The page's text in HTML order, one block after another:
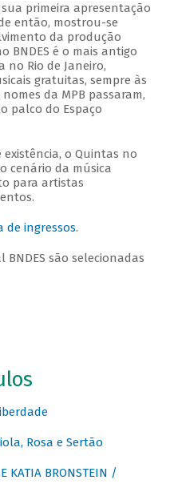
sua primeira apresentação
então, mostrou-se
da produção
BNDES é o mais antigo
Rio de Janeiro,
gratuitas, sempre às
da MPB passaram,
palco do Espaço
o Quintas no
cenário da música
para artistas
de ingressos.
são selecionadas
Rosa e Sertão
KATIA BRONSTEIN /